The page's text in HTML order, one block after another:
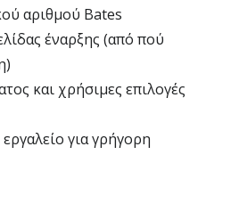
αριθμού Bates
έναρξης (από πού
και χρήσιμες επιλογές
για γρήγορη